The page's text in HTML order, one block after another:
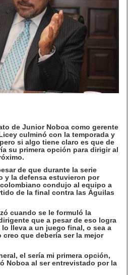
de Junior Noboa como gerente
culminó con la temporada y
si algo tiene claro es que de
su primera opción para dirigir al
de que durante la serie
y la defensa estuvieron por
condujo al equipo a
de la final contra las Águilas
cuando se le formuló la
que a pesar de eso logra
lleva a un juego final, o sea a
que debería ser la mejor
el sería mi primera opción,
Noboa al ser entrevistado por la